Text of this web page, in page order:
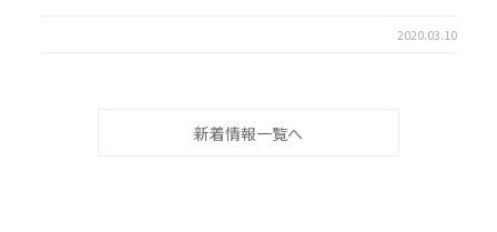
2020.03.10
新着情報一覧へ